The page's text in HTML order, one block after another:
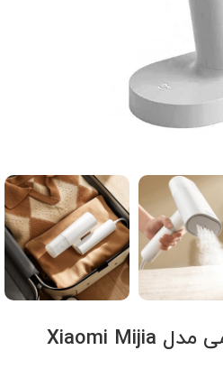
اتو بخار دستی شیائومی مدل Xiaomi Mijia